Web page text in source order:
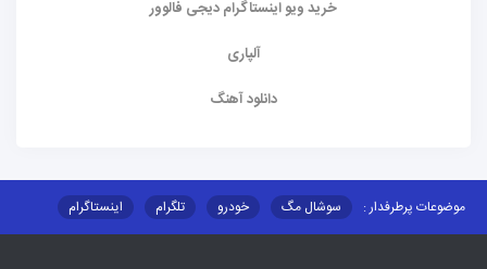
خرید ویو اینستاگرام دیجی فالوور
آلپاری
دانلود آهنگ
موضوعات پرطرفدار : سوشال مگ خودرو تلگرام
اینستاگرام